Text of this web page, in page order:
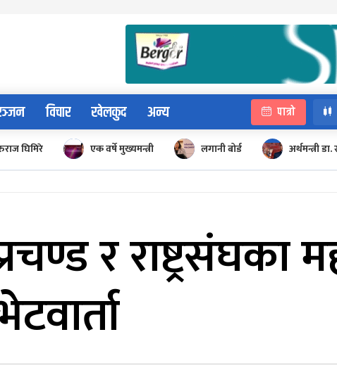
विचार खेलकुद अन्य पात्रो
घिमिरे एक वर्षे मुख्यमन्त्री लगानी बोर्ड अर्थमन्त्री
र राष्ट्रसंघका